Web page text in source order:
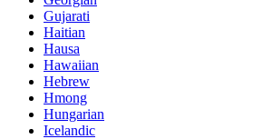
Gujarati
Haitian
Hausa
Hawaiian
Hebrew
Hmong
Hungarian
Icelandic